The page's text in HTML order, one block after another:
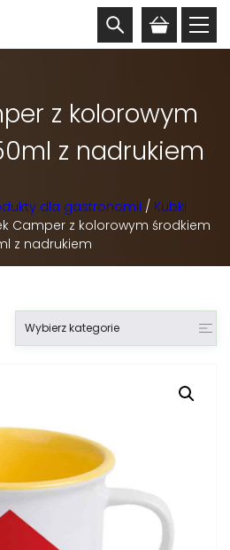
z kolorowym
z nadrukiem
dla gastronomii / Kubki
Camper z kolorowym środkiem
z nadrukiem
Wybierz kategorie